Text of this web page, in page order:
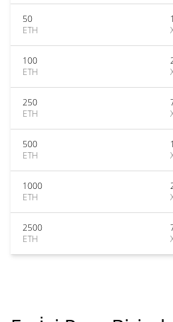
50
ETH
100
ETH
250
ETH
500
ETH
1000
ETH
2500
ETH